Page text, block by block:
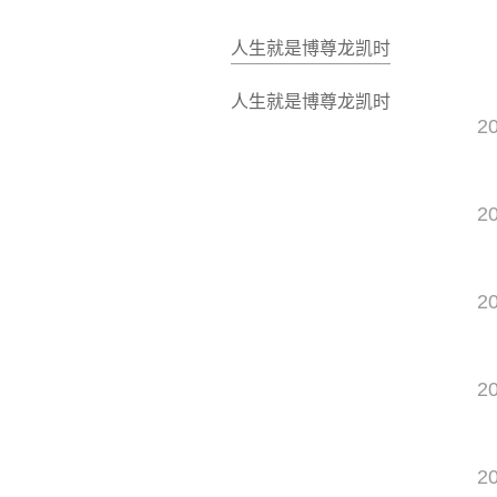
人生就是博尊龙凯时
人生就是博尊龙凯时